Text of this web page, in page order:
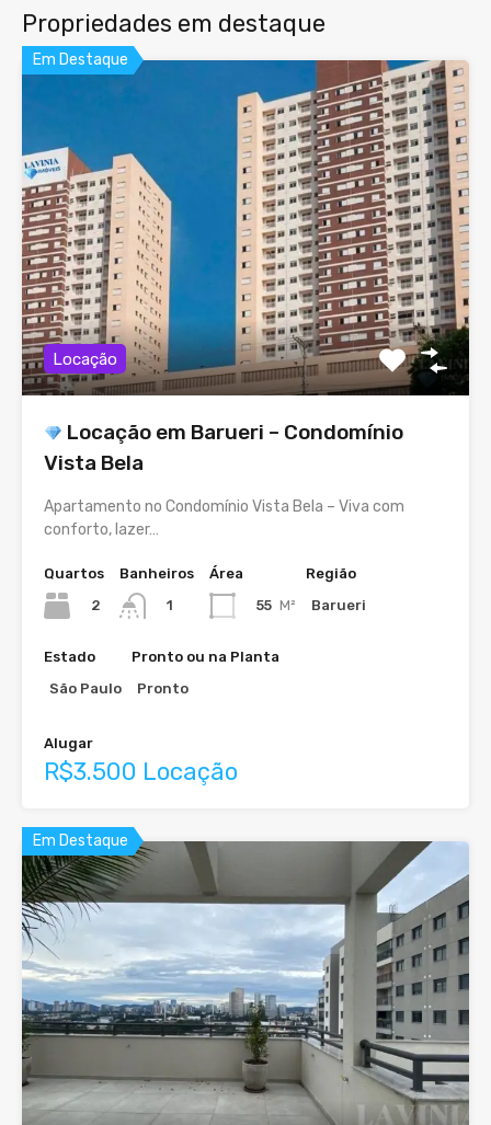
Propriedades em destaque
Em Destaque
Locação
Locação em Barueri – Condomínio
Vista Bela
Apartamento no Condomínio Vista Bela – Viva com
conforto, lazer…
Quartos
2
Banheiros
1
Área
55 M²
Região
Barueri
Estado
São Paulo
Pronto ou na Planta
Pronto
Alugar
R$3.500 Locação
Em Destaque